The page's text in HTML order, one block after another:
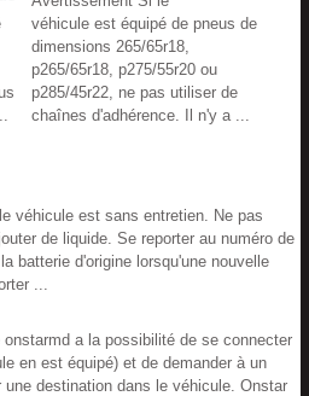
véhicule est équipé de pneus de
dimensions 265/65r18,
p265/65r18, p275/55r20 ou
p285/45r22, ne pas utiliser de
chaînes d'adhérence. Il n'y a ...
véhicule est sans entretien. Ne pas
de liquide. Se reporter au numéro de
batterie d'origine lorsqu'une nouvelle
...
a la possibilité de se connecter
en est équipé) et de demander à un
destination dans le véhicule. Onstar